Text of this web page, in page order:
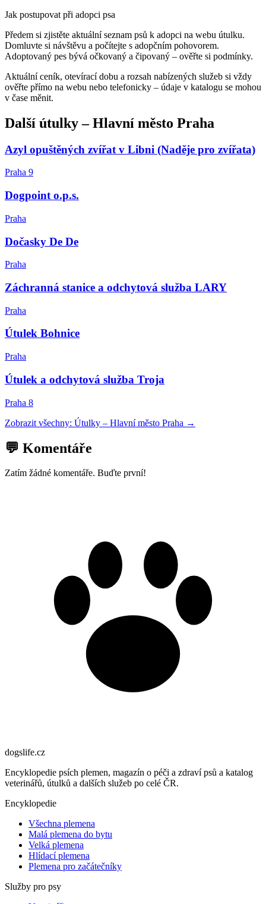
Jak postupovat při adopci psa
Předem si zjistěte aktuální seznam psů k adopci na webu útulku.
Domluvte si návštěvu a počítejte s adopčním pohovorem.
Adoptovaný pes bývá očkovaný a čipovaný – ověřte si podmínky.
Aktuální ceník, otevírací dobu a rozsah nabízených služeb si vždy
ověřte přímo na webu nebo telefonicky – údaje v katalogu se mohou
v čase měnit.
Další útulky–Hlavní město Praha
Azyl opuštěných zvířat v Libni (Naděje pro zvířata)
Praha 9
Dogpoint o.p.s.
Praha
Dočasky De De
Praha
Záchranná stanice a odchytová služba LARY
Praha
Útulek Bohnice
Praha
Útulek a odchytová služba Troja
Praha 8
Zobrazit všechny: Útulky – Hlavní město Praha →
💬 Komentáře
Zatím žádné komentáře. Buďte první!
dogslife.cz
Encyklopedie psích plemen, magazín o péči a zdraví psů a katalog
veterinářů, útulků a dalších služeb po celé ČR.
Encyklopedie
Všechna plemena
Malá plemena do bytu
Velká plemena
Hlídací plemena
Plemena pro začátečníky
Služby pro psy